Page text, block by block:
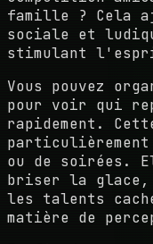
famille ? Cela
sociale et
stimulant
Vous pouvez
pour voir qui
rapidement.
particulièrement
ou de soirées.
briser la glace,
les talents
matière de